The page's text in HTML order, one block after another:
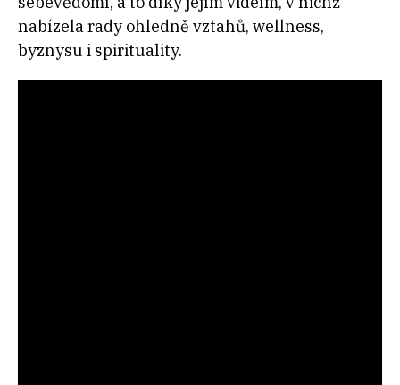
nabízela rady ohledně vztahů, wellness,
byznysu i spirituality.